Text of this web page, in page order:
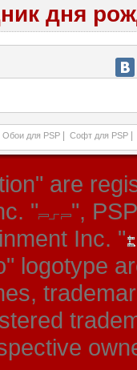
дня
Обои для PSP Софт для PSP
are
"
",
Inc. "
logotype